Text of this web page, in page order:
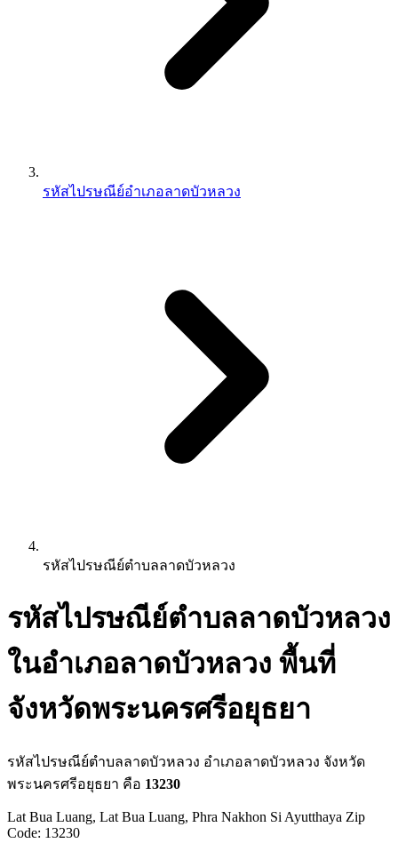
รหัสไปรษณีย์อำเภอลาดบัวหลวง
รหัสไปรษณีย์ตำบลลาดบัวหลวง
รหัสไปรษณีย์ตำบลลาดบัวหลวง
ในอำเภอลาดบัวหลวง พื้นที่
จังหวัดพระนครศรีอยุธยา
รหัสไปรษณีย์ตำบลลาดบัวหลวง อำเภอลาดบัวหลวง จังหวัด
พระนครศรีอยุธยา คือ 13230
Lat Bua Luang, Lat Bua Luang, Phra Nakhon Si Ayutthaya Zip
Code: 13230